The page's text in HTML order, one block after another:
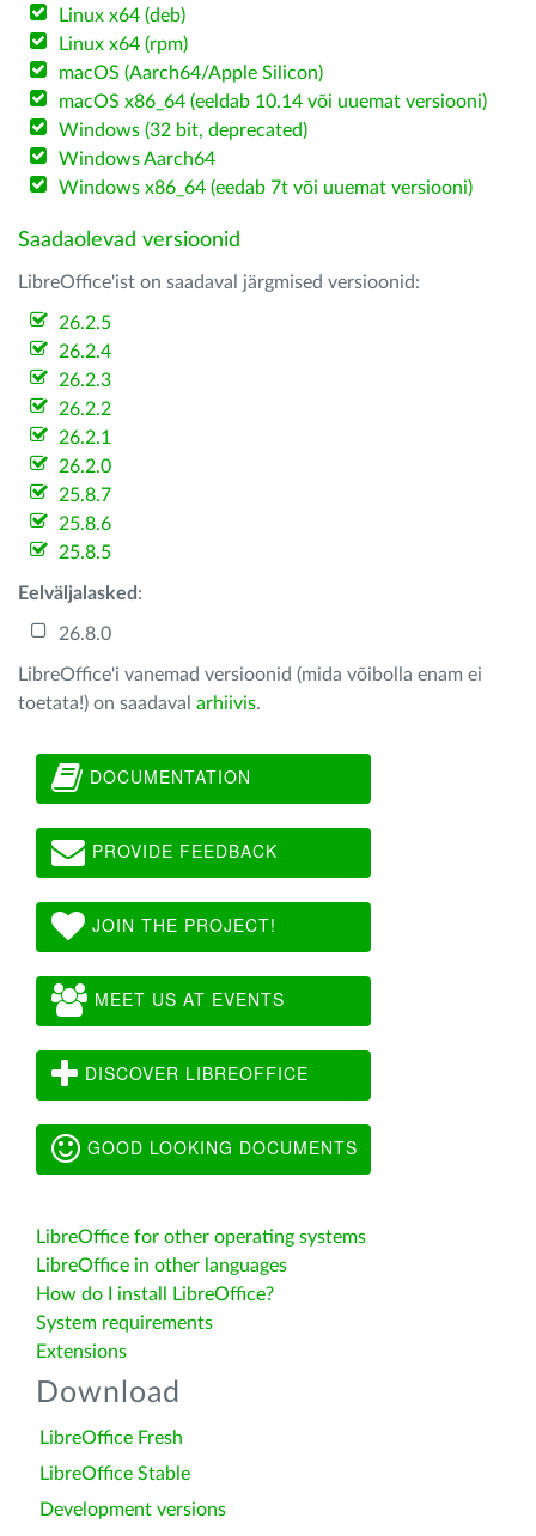
Linux x64 (deb)
Linux x64 (rpm)
macOS (Aarch64/Apple Silicon)
macOS x86_64 (eeldab 10.14 või uuemat versiooni)
Windows (32 bit, deprecated)
Windows Aarch64
Windows x86_64 (eedab 7t või uuemat versiooni)
Saadaolevad versioonid
LibreOffice'ist on saadaval järgmised versioonid:
26.2.5
26.2.4
26.2.3
26.2.2
26.2.1
26.2.0
25.8.7
25.8.6
25.8.5
Eelväljalasked :
26.8.0
LibreOffice'i vanemad versioonid (mida võibolla enam ei
toetata!) on saadaval arhiivis.
DOCUMENTATION
PROVIDE FEEDBACK
JOIN THE PROJECT!
MEET US AT EVENTS
DISCOVER LIBREOFFICE
GOOD LOOKING DOCUMENTS
LibreOffice for other operating systems
LibreOffice in other languages
How do I install LibreOffice?
System requirements
Extensions
Download
LibreOffice Fresh
LibreOffice Stable
Development versions